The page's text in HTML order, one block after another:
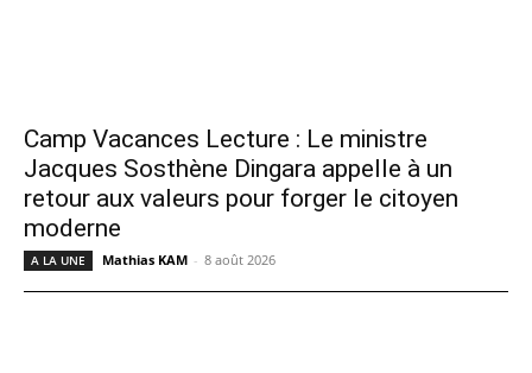
Camp Vacances Lecture : Le ministre
Jacques Sosthène Dingara appelle à un
retour aux valeurs pour forger le citoyen
moderne
A LA UNE Mathias KAM - 8 août 2026